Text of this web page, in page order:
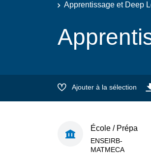
Apprentissage et Deep
Ajouter à la sélection
École / Prépa
ENSEIRB-
MATMECA